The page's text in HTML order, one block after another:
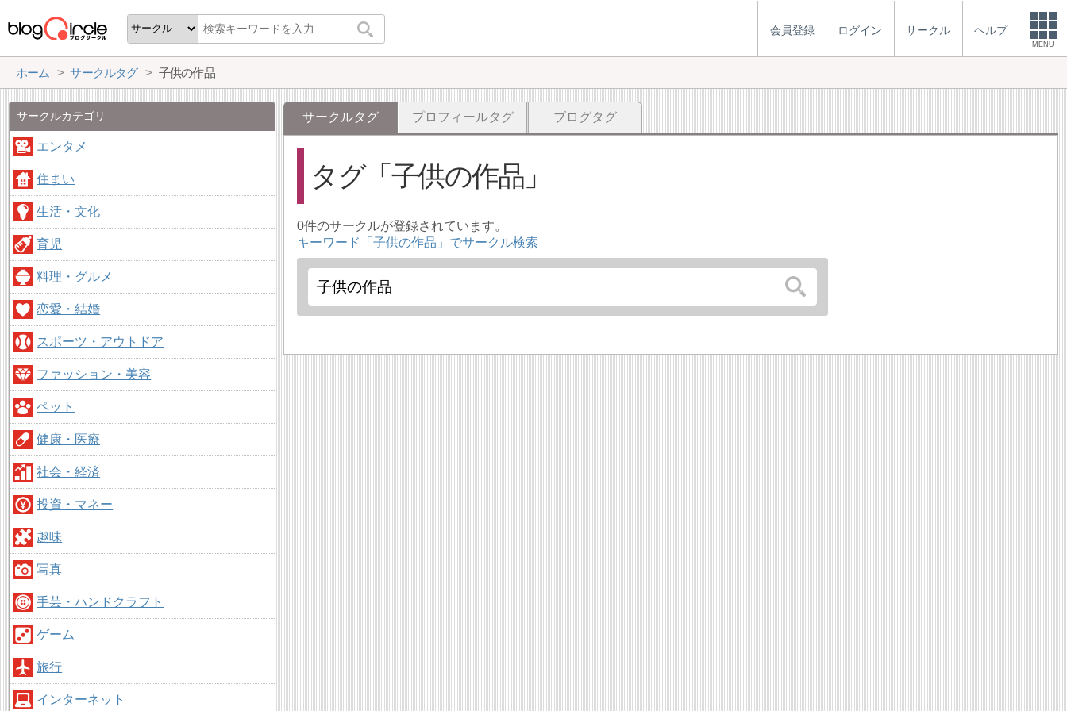
会員登録 ログイン サークル ヘルプ
MENU
ホーム サークルタグ 子供の作品
サークルタグ プロフィールタグ ブログタグ
タグ 子供の作品
0件のサークルが登録されています。
キーワード「子供の作品」でサークル検索
サークルカテゴリ
エンタメ
住まい
生活・文化
育児
料理・グルメ
恋愛・結婚
スポーツ・アウトドア
ファッション・美容
ペット
健康・医療
社会・経済
投資・マネー
趣味
写真
手芸・ハンドクラフト
ゲーム
旅行
インターネット